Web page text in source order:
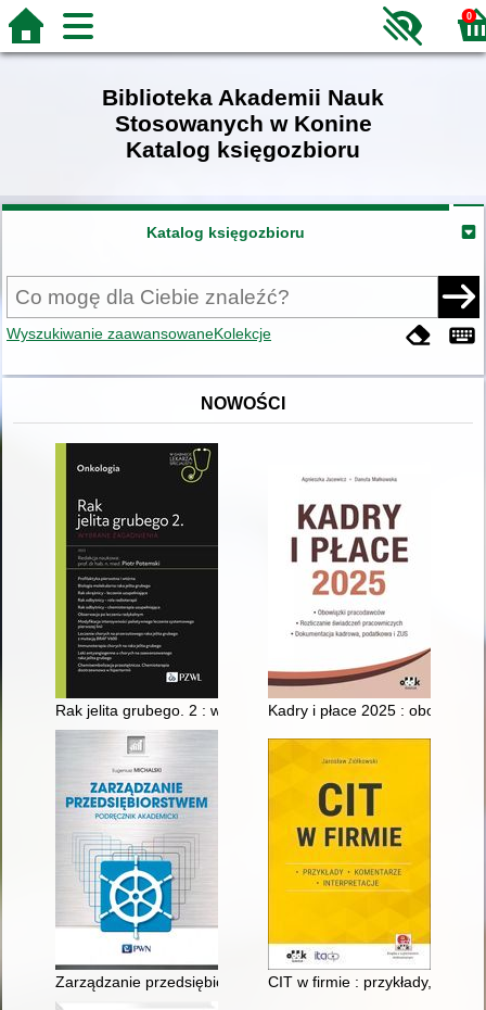
0
Biblioteka Akademii Nauk
Stosowanych w Konine
Katalog księgozbioru
Katalog księgozbioru
Wyszukiwanie zaawansowaneKolekcje
NOWOŚCI
Rak jelita grubego. 2 : wybrane zagadnienia
Kadry i płace 2025 :
Zarządzanie przedsiębiorstwem : podręcznik akademicki
CIT w firmie : przykłady,